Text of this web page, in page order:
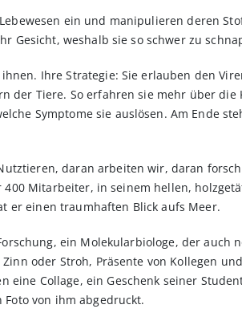
ein und manipulieren deren
Gesicht, weshalb sie so schwer zu
Ihre Strategie: Sie erlauben den
der Tiere. So erfahren sie mehr über die
Symptome sie auslösen. Am Ende
daran arbeiten wir, daran
Mitarbeiter, in seinem hellen,
er einen traumhaften Blick aufs Meer.
ein Molekularbiologe, der auch
oder Stroh, Präsente von Kollegen
eine Collage, ein Geschenk seiner
von ihm abgedruckt.